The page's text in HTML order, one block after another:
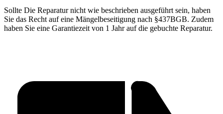
Sollte Die Reparatur nicht wie beschrieben ausgeführt sein, haben
Sie das Recht auf eine Mängelbeseitigung nach §437BGB. Zudem
haben Sie eine Garantiezeit von 1 Jahr auf die gebuchte Reparatur.